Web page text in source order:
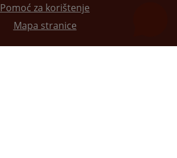
Pomoć za korištenje
Mapa stranice